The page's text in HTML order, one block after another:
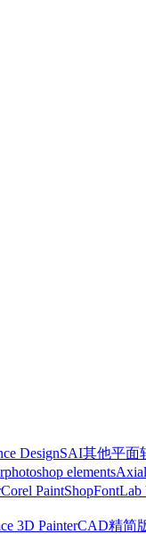
DesignSAI其他平面
photoshop elements
Corel PaintShop
3D PainterCAD精简